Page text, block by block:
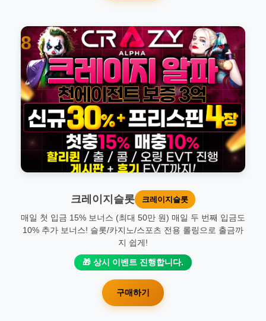
8
크레이지슬롯 크레이지슬롯
매일 첫 입금 15% 보너스 (최대 50만 원) 매일 두 번째 입금도
10% 추가 보너스! 슬롯/카지노/스포츠 전용 롤링으로 출금까
지 쉽게!
🎁 상시 이벤트 진행합니다.
구매하기